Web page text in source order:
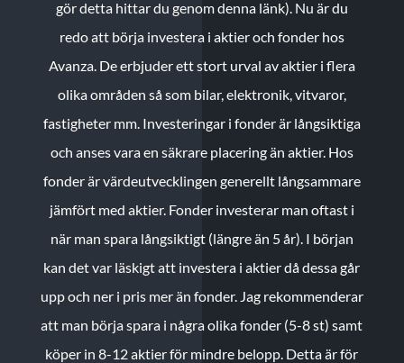
gör detta hittar du genom denna länk). Nu är du
redo att börja investera i aktier och fonder hos
Avanza. De erbjuder ett stort urval av aktier i flera
olika områden så som bilar, elektronik, vitvaror,
fastigheter mm. Investeringar i fonder är långsiktiga
och anses vara en säkrare placering än aktier. Hos
fonder är värdeutvecklingen generellt långsammare
jämfört med aktier. Fonder investerar man oftast i
när man spara långsiktigt (längre än 5 år). I början
kan det var läskigt att investera i aktier då dessa går
upp och ner i pris mer än fonder. Jag rekommenderar
att man börja spara i några olika fonder (5-8 st) samt
köper in 8-12 aktier för mindre belopp. Detta är för